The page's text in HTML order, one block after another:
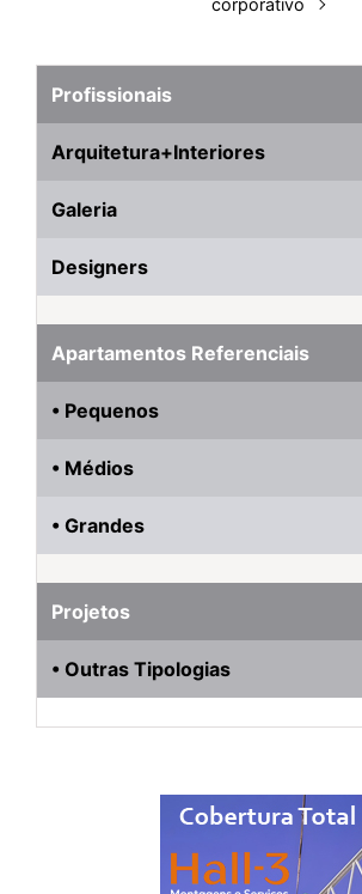
corporativo
Profissionais
Arquitetura+Interiores
Galeria
Designers
Apartamentos Referenciais
• Pequenos
• Médios
• Grandes
Projetos
• Outras Tipologias